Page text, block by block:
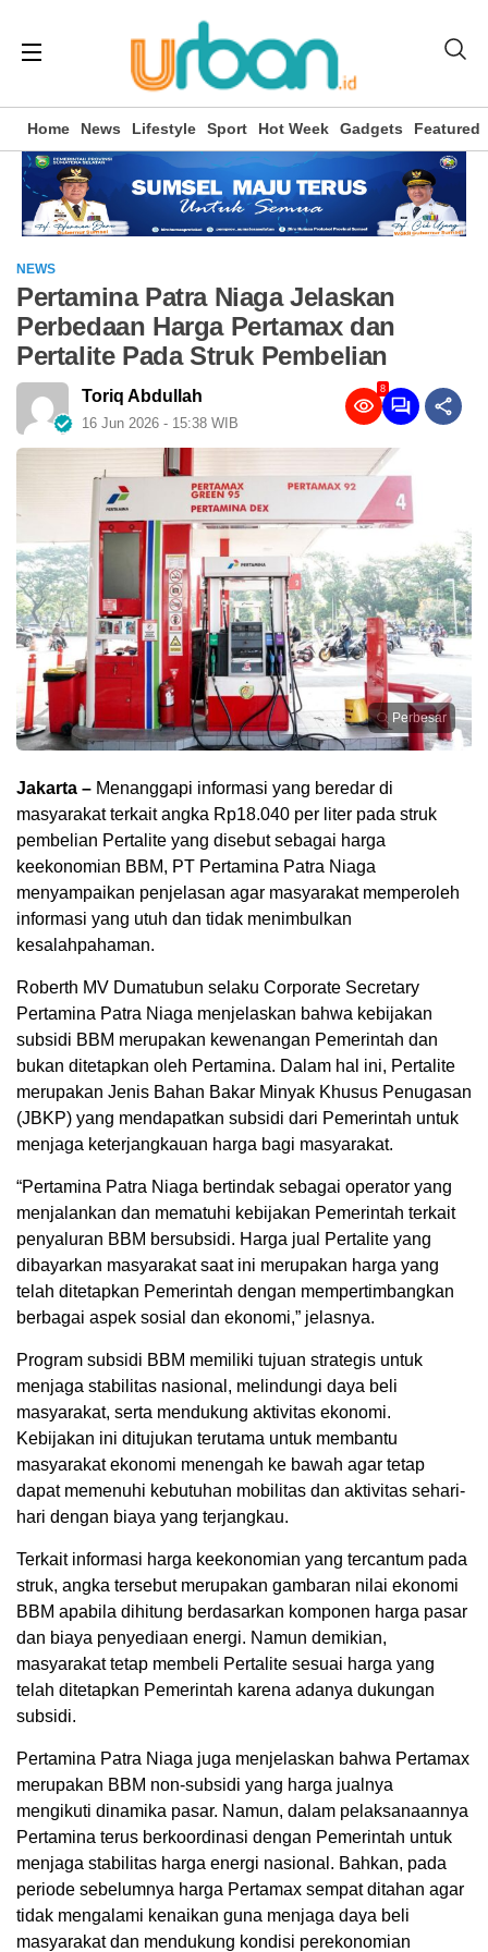
Home News Lifestyle Sport Hot Week Gadgets Featured
NEWS
Pertamina Patra Niaga Jelaskan
Perbedaan Harga Pertamax dan
Pertalite Pada Struk Pembelian
Toriq Abdullah
16 Jun 2026 - 15:38 WIB
8
Perbesar
Jakarta – Menanggapi informasi yang beredar di
masyarakat terkait angka Rp18.040 per liter pada struk
pembelian Pertalite yang disebut sebagai harga
keekonomian BBM, PT Pertamina Patra Niaga
menyampaikan penjelasan agar masyarakat memperoleh
informasi yang utuh dan tidak menimbulkan
kesalahpahaman.
Roberth MV Dumatubun selaku Corporate Secretary
Pertamina Patra Niaga menjelaskan bahwa kebijakan
subsidi BBM merupakan kewenangan Pemerintah dan
bukan ditetapkan oleh Pertamina. Dalam hal ini, Pertalite
merupakan Jenis Bahan Bakar Minyak Khusus Penugasan
(JBKP) yang mendapatkan subsidi dari Pemerintah untuk
menjaga keterjangkauan harga bagi masyarakat.
“Pertamina Patra Niaga bertindak sebagai operator yang
menjalankan dan mematuhi kebijakan Pemerintah terkait
penyaluran BBM bersubsidi. Harga jual Pertalite yang
dibayarkan masyarakat saat ini merupakan harga yang
telah ditetapkan Pemerintah dengan mempertimbangkan
berbagai aspek sosial dan ekonomi,” jelasnya.
Program subsidi BBM memiliki tujuan strategis untuk
menjaga stabilitas nasional, melindungi daya beli
masyarakat, serta mendukung aktivitas ekonomi.
Kebijakan ini ditujukan terutama untuk membantu
masyarakat ekonomi menengah ke bawah agar tetap
dapat memenuhi kebutuhan mobilitas dan aktivitas sehari-
hari dengan biaya yang terjangkau.
Terkait informasi harga keekonomian yang tercantum pada
struk, angka tersebut merupakan gambaran nilai ekonomi
BBM apabila dihitung berdasarkan komponen harga pasar
dan biaya penyediaan energi. Namun demikian,
masyarakat tetap membeli Pertalite sesuai harga yang
telah ditetapkan Pemerintah karena adanya dukungan
subsidi.
Pertamina Patra Niaga juga menjelaskan bahwa Pertamax
merupakan BBM non-subsidi yang harga jualnya
mengikuti dinamika pasar. Namun, dalam pelaksanaannya
Pertamina terus berkoordinasi dengan Pemerintah untuk
menjaga stabilitas harga energi nasional. Bahkan, pada
periode sebelumnya harga Pertamax sempat ditahan agar
tidak mengalami kenaikan guna menjaga daya beli
masyarakat dan mendukung kondisi perekonomian